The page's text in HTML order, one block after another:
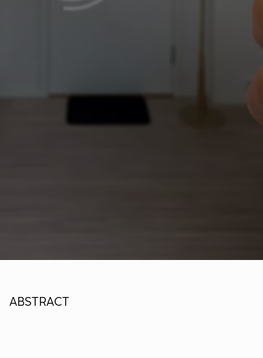
ABSTRACT